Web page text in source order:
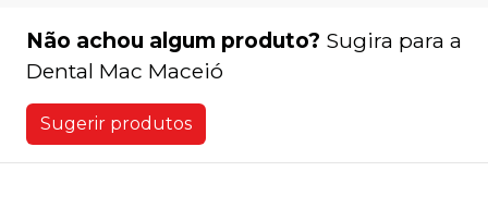
Não achou algum produto? Sugira para a
Dental Mac Maceió
Sugerir produtos